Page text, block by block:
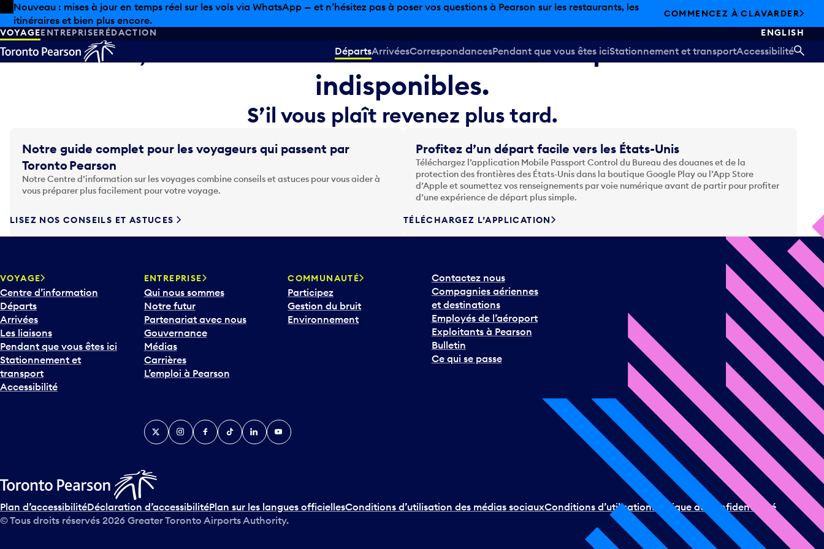
Skip to offers
Passer au contenu principal
Nouveau : mises à jour en temps réel sur les vols via WhatsApp — et n’hésitez pas à poser vos questions à Pearson sur les restaurants, les
itinéraires et bien plus encore.
COMMENCEZ À CLAVARDER
VOYAGEENTREPRISERÉDACTION ENGLISH
DépartsArrivéesCorrespondancesPendant que vous êtes iciStationnement et transportAccessibilité
Désolé, les informations sur le vol sont temporairement
indisponibles.
S’il vous plaît revenez plus tard.
Notre guide complet pour les voyageurs qui passent par
Toronto Pearson
Notre Centre d’information sur les voyages combine conseils et astuces pour vous aider à
vous préparer plus facilement pour votre voyage.
LISEZ NOS CONSEILS ET ASTUCES
Profitez d’un départ facile vers les États-Unis
Téléchargez l’application Mobile Passport Control du Bureau des douanes et de la
protection des frontières des États-Unis dans la boutique Google Play ou l’App Store
d’Apple et soumettez vos renseignements par voie numérique avant de partir pour profiter
d’une expérience de départ plus simple.
TÉLÉCHARGEZ L’APPLICATION
VOYAGE
Centre d’information
Départs
Arrivées
Les liaisons
Pendant que vous êtes ici
Stationnement et
transport
Accessibilité
ENTREPRISE
Qui nous sommes
Notre futur
Partenariat avec nous
Gouvernance
Médias
Carrières
L’emploi à Pearson
COMMUNAUTÉ
Participez
Gestion du bruit
Environnement
Contactez nous
Compagnies aériennes
et destinations
Employés de l’aéroport
Exploitants à Pearson
Bulletin
Ce qui se passe
TwitterInstagramFacebook
TikTokLinkedInYouTube
Plan d’accessibilitéDéclaration d’accessibilitéPlan sur les langues officiellesConditions d’utilisation des médias sociauxConditions d’utilisationPolitique de confidentialité
© Tous droits réservés 2026 Greater Toronto Airports Authority.